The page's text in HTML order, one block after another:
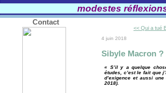
modestes
Contact
<< Qui a tué
4 juin 2018
Sibyle Macron ?
« S’il y a quelque
études, c’est le fait que
d’exigence et aussi
2018).